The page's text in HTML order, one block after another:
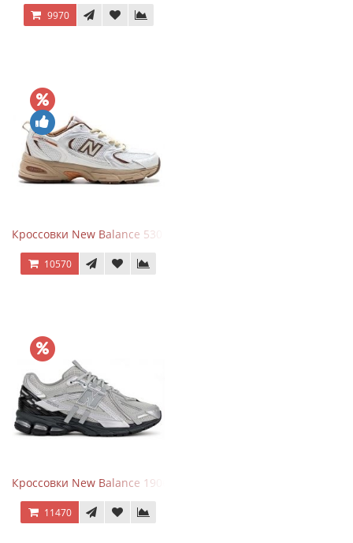
9970
Кроссовки New Balance 530 x Niko and... Off White
10570
Кроссовки New Balance 1906 Black Silver Metallic
11470